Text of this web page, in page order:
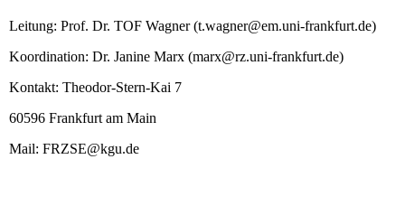
Leitung: Prof. Dr. TOF Wagner (t.wagner@em.uni-frankfurt.de)
Koordination: Dr. Janine Marx (marx@rz.uni-frankfurt.de)
Kontakt: Theodor-Stern-Kai 7
60596 Frankfurt am Main
Mail: FRZSE@kgu.de